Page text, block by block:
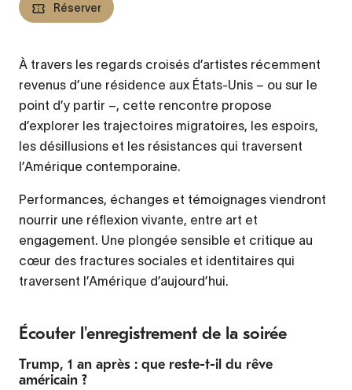
Réserver
À travers les regards croisés d’artistes récemment
revenus d’une résidence aux États-Unis – ou sur le
point d’y partir –, cette rencontre propose
d’explorer les trajectoires migratoires, les espoirs,
les désillusions et les résistances qui traversent
l’Amérique contemporaine.
Performances, échanges et témoignages viendront
nourrir une réflexion vivante, entre art et
engagement. Une plongée sensible et critique au
cœur des fractures sociales et identitaires qui
traversent l’Amérique d’aujourd’hui.
Écouter l'enregistrement de la soirée
Trump, 1 an après : que reste-t-il du rêve
américain ?